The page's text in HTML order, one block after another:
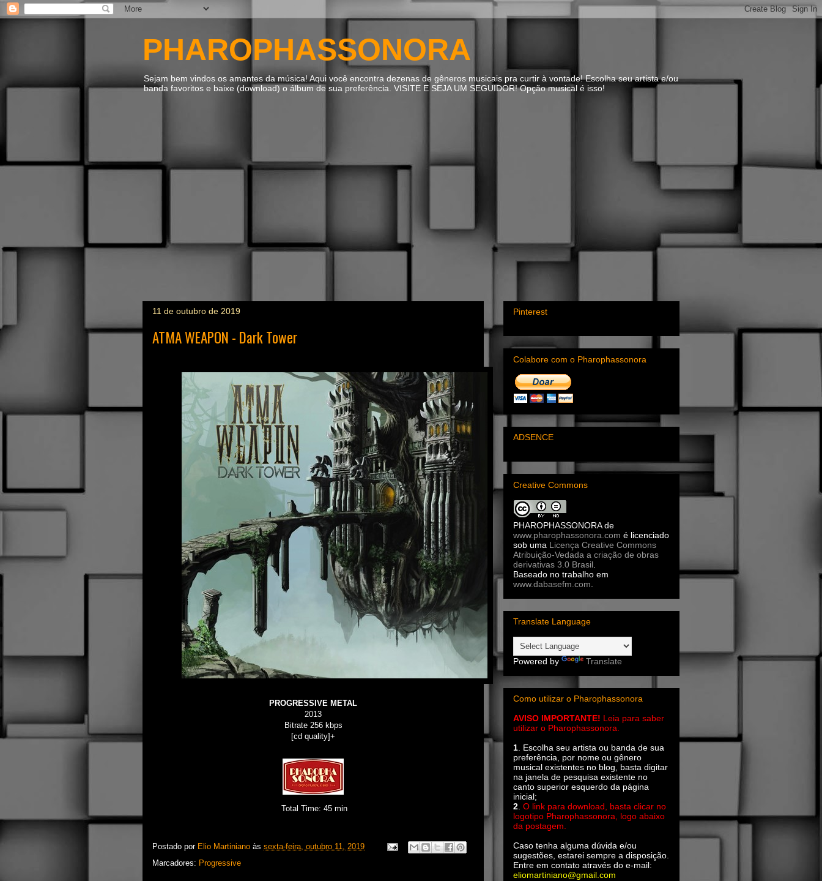
PHAROPHASSONORA
Sejam bem vindos os amantes da música! Aqui você encontra dezenas de gêneros musicais pra curtir à vontade! Escolha seu artista e/ou
banda favoritos e baixe (download) o álbum de sua preferência. VISITE E SEJA UM SEGUIDOR! Opção musical é isso!
11 de outubro de 2019
ATMA WEAPON - Dark Tower
PROGRESSIVE METAL
2013
Bitrate 256 kbps
[cd quality]+
Total Time: 45 min
Postado por Elio Martiniano às sexta-feira, outubro 11, 2019
Marcadores: Progressive
Pinterest
Colabore com o Pharophassonora
ADSENCE
Creative Commons
PHAROPHASSONORAde
www.pharophassonora.com é licenciado
sob uma Licença Creative Commons
Atribuição-Vedada a criação de obras
derivativas 3.0 Brasil
Baseado no trabalho em
www.dabasefm.com
Translate Language
Powered by Translate
Como utilizar o Pharophassonora
AVISO IMPORTANTE! Leia para saber
utilizar o Pharophassonora.
1. Escolha seu artista ou banda de sua
preferência, por nome ou gênero
musical existentes no blog, basta digitar
na janela de pesquisa existente no
canto superior esquerdo da página
inicial;
2. O link para download, basta clicar no
logotipo Pharophassonora, logo abaixo
da postagem.
Caso tenha alguma dúvida e/ou
sugestões, estarei sempre a disposição.
Entre em contato através do e-mail:
eliomartiniano@gmail.com